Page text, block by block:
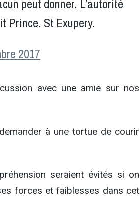
peut donner. L’autorité
Prince. St Exupery.
2017
avec une amie sur nos
à une tortue de courir
seraient évités si on
forces et faiblesses dans cet